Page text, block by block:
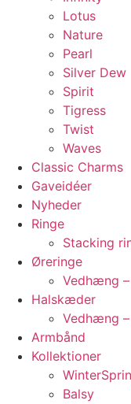
Lotus
Nature
Pearl
Silver Dew
Spirit
Tigress
Twist
Waves
Classic Charms
Gaveidéer
Nyheder
Ringe
Stacking
Øreringe
Vedhæng
Halskæder
Vedhæng
Armbånd
Kollektioner
Balsy